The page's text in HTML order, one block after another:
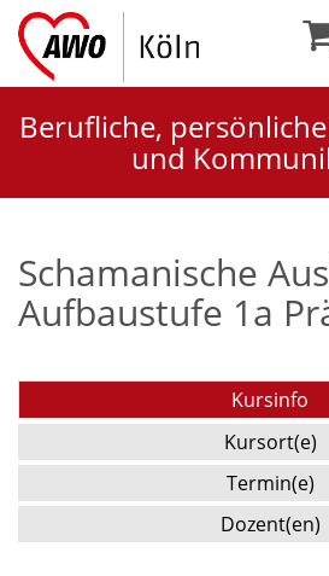
Berufliche,
und
Schamanische
Aufbaustufe 1a
Kursinfo
Kursort(e)
Termin(e)
Dozent(en)